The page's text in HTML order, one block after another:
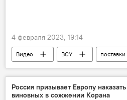
4 февраля 2023, 19:14
Видео ВСУ поставки
Россия призывает Европу наказать
виновных в сожжении Корана